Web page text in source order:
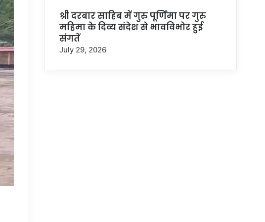
श्री दरबार साहिब में गुरु पूर्णिमा पर गुरु
महिमा के दिव्य संदेश से भावविभोर हुई
संगतें
July 29, 2026